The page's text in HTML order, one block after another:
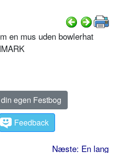
en mus uden bowlerhat
egen Festbog
Feedback
Næste: En lang